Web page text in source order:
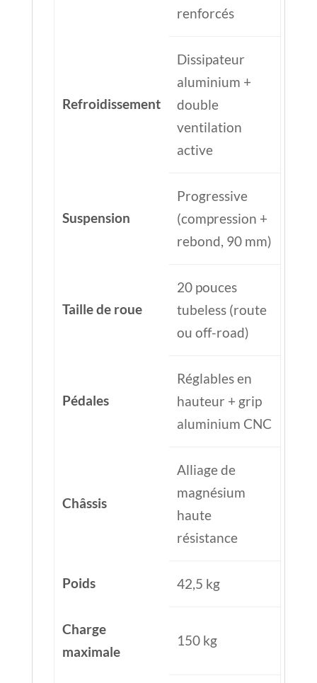
renforcés
Refroidissement
Dissipateur
aluminium +
double
ventilation
active
Suspension
Progressive
(compression +
rebond, 90 mm)
Taille de roue
20 pouces
tubeless (route
ou off-road)
Pédales
Réglables en
hauteur + grip
aluminium CNC
Châssis
Alliage de
magnésium
haute
résistance
Poids 42,5 kg
Charge
maximale
150 kg